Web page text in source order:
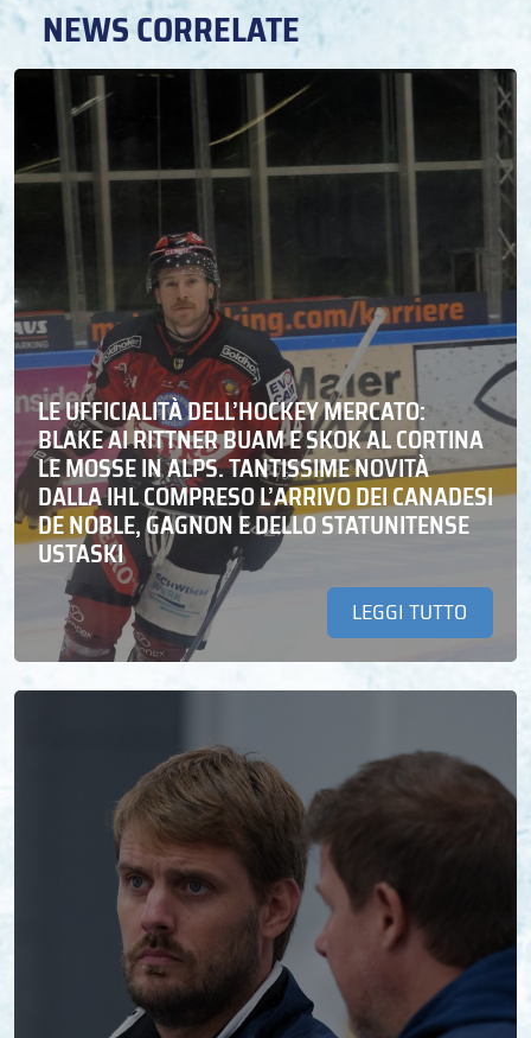
NEWS CORRELATE
LE UFFICIALITÀ DELL’HOCKEY MERCATO:
BLAKE AI RITTNER BUAM E SKOK AL CORTINA
LE MOSSE IN ALPS. TANTISSIME NOVITÀ
DALLA IHL COMPRESO L’ARRIVO DEI CANADESI
DE NOBLE, GAGNON E DELLO STATUNITENSE
USTASKI
LEGGI TUTTO